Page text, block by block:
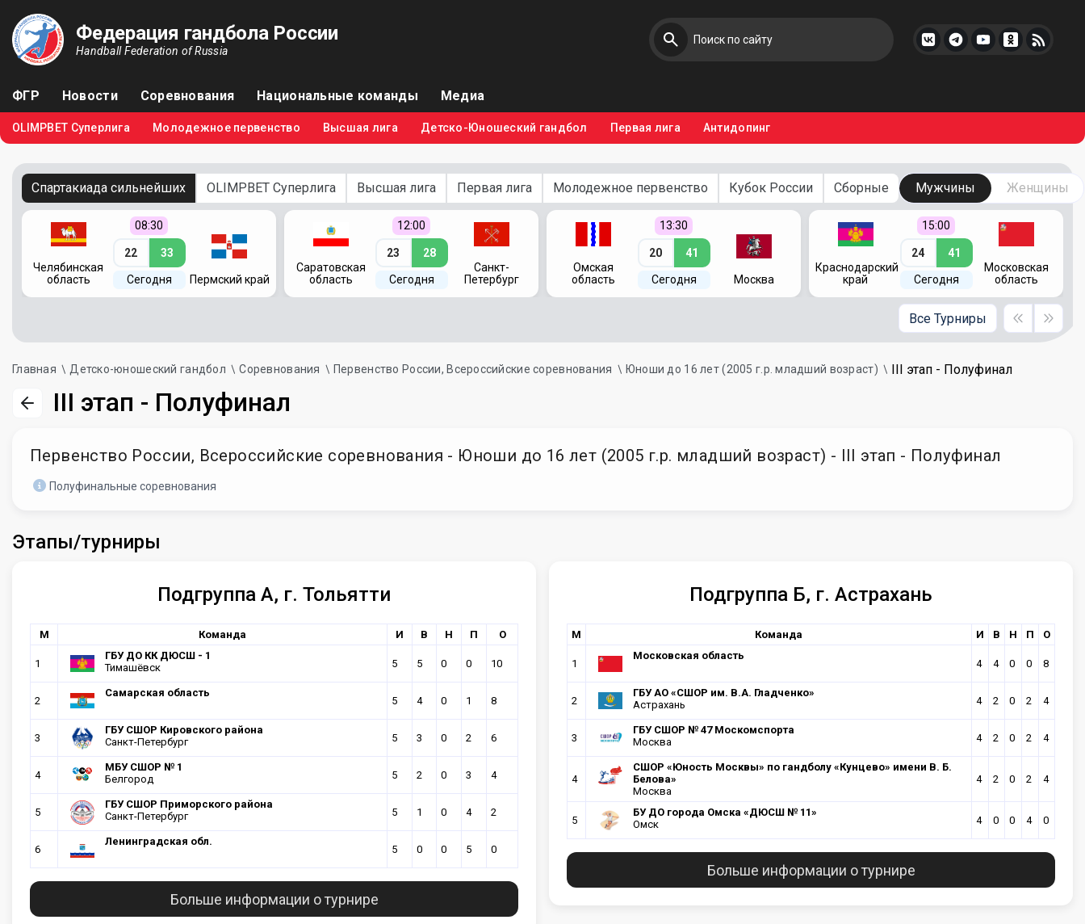
Федерация гандбола России
Handball Federation of Russia
ФГР Новости Соревнования Национальные команды Медиа
OLIMPBET Суперлига Молодежное первенство Высшая лига Детско-Юношеский гандбол Первая лига Антидопинг
Спартакиада сильнейших OLIMPBET Суперлига Высшая лига Первая лига Молодежное первенство Кубок России Сборные Мужчины Женщины
Челябинская
область
08:30
22 33
Сегодня Пермский край
Саратовская
область
12:00
23 28
Сегодня
Санкт-
Петербург
Омская
область
13:30
20 41
Сегодня Москва
Краснодарский
край
15:00
24 41
Сегодня
Московская
область
Все Турниры
Главная Детско-юношеский гандбол Соревнования Первенство России, Всероссийские соревнования Юноши до 16 лет (2005 г.р. младший возраст) III этап - Полуфинал
III этап - Полуфинал
Первенство России, Всероссийские соревнования - Юноши до 16 лет (2005 г.р. младший возраст) - III этап - Полуфинал
Полуфинальные соревнования
Этапы/турниры
Подгруппа А, г. Тольятти
М Команда И В Н П О
1
ГБУ ДО КК ДЮСШ - 1
Тимашёвск
5 5 0 0 10
2
Самарская область
5 4 0 1 8
3
ГБУ СШОР Кировского района
Санкт-Петербург
5 3 0 2 6
4
МБУ СШОР № 1
Белгород
5 2 0 3 4
5
ГБУ СШОР Приморского района
Санкт-Петербург
5 1 0 4 2
6
Ленинградская обл.
5 0 0 5 0
Больше информации о турнире
Подгруппа Б, г. Астрахань
М Команда И В Н П О
1
Московская область
4 4 0 0 8
2
ГБУ АО «СШОР им. В.А. Гладченко»
Астрахань
4 2 0 2 4
3
ГБУ CШОР № 47 Москомспорта
Москва
4 2 0 2 4
4
CШОР «Юность Москвы» по гандболу «Кунцево» имени В. Б.
Белова»
Москва
4 2 0 2 4
5
БУ ДО города Омска «ДЮСШ № 11»
Омск
4 0 0 4 0
Больше информации о турнире